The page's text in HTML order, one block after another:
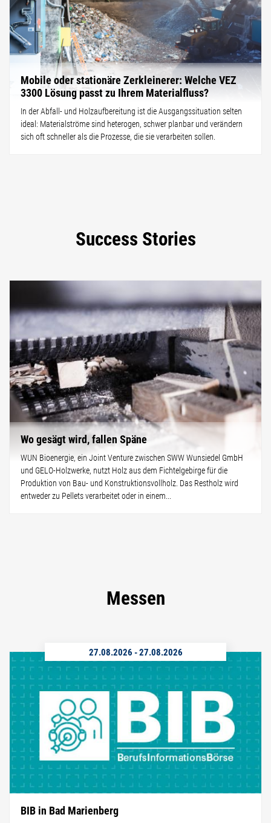
Mobile oder stationäre Zerkleinerer: Welche VEZ
3300 Lösung passt zu Ihrem Materialfluss?
In der Abfall- und Holzaufbereitung ist die Ausgangssituation selten
ideal: Materialströme sind heterogen, schwer planbar und verändern
sich oft schneller als die Prozesse, die sie verarbeiten sollen.
Success Stories
Wo gesägt wird, fallen Späne
WUN Bioenergie, ein Joint Venture zwischen SWW Wunsiedel GmbH
und GELO-Holzwerke, nutzt Holz aus dem Fichtelgebirge für die
Produktion von Bau- und Konstruktionsvollholz. Das Restholz wird
entweder zu Pellets verarbeitet oder in einem...
Messen
27.08.2026 -27.08.2026
BIB in Bad Marienberg